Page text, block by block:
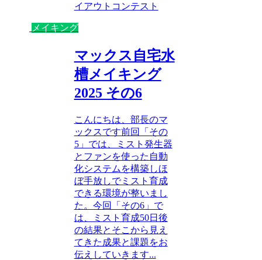
イアウトコンテスト
メイキング
マックス自宅水
槽メイキング
2025 その6
こんにちは、部長のマ
ックスです前回「その
5」では、ミスト発生器
とファンを使った自動
化システムを構築しほ
ぼ手放しでミスト育成
できる環境が整いまし
た。今回「その6」で
は、ミスト育成50日後
の結果とそこから見え
てきた成果と課題をお
伝えしていきます...